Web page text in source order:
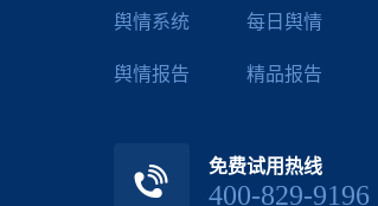
舆情系统
舆情报告
每日舆情
精品报告
免费试用热线
400-829-9196